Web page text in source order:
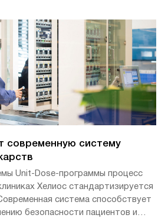
а также доброкачественные
и околощитовидных желёз.
семьи в виде генетического
современную систему
Unit-Dose-программы процесс
Хелиос стандартизируется
система способствует
безопасности пациентов и